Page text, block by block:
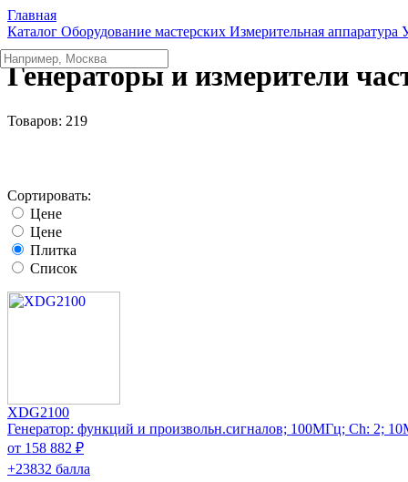
Главная
Каталог Оборудование мастерских Измерительная аппаратура
Генераторы и измерители
Товаров: 219
Сортировать:
Цене
Цене
Плитка
Список
XDG2100
Генератор: функций и произвольн.сигналов; 100МГц; Ch: 2;
от 158 882 ₽
+23832 балла